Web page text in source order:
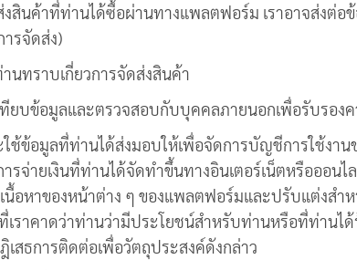
งสินค้าที่ท่านได้ซื้อผ่านทางแพลตฟอร์ม เราอาจส่งต่
รจัดส่ง)
นทราบเกี่ยวการจัดส่งสินค้า
ทียบข้อมูลและตรวจสอบกับบุคคลภายนอกเพื่อรับรอง
ใช้ข้อมูลที่ท่านได้ส่งมอบให้เพื่อจัดการบัญชีการใช้งา
ารจ่ายเงินที่ท่านได้จัดทำขึ้นทางอินเตอร์เน็ตหรือออ
นื้อหาของหน้าต่าง ๆ ของแพลตฟอร์มและปรับแต่งสำ
ราคาดว่าท่านว่ามีประโยชน์สำหรับท่านหรือที่ท่านได้
เสธการติดต่อเพื่อวัตถุประสงค์ดังกล่าว